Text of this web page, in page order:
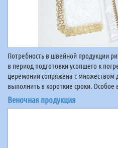
Потребность в швейной продукции
в период подготовки усопшего к
церемонии сопряжена с множеством
выполнить в короткие сроки.
Веночная продукция